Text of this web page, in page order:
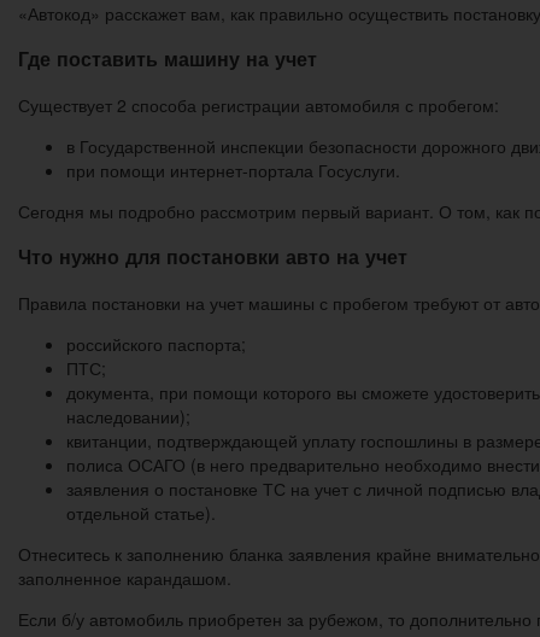
«Автокод» расскажет вам, как правильно осуществить
Где поставить машину на учет
Существует 2 способа регистрации автомобиля с пробегом:
в Государственной инспекции безопасности дорожного
при помощи интернет-портала Госуслуги.
Сегодня мы подробно рассмотрим первый вариант. О том, как
Что нужно для постановки авто на учет
Правила постановки на учет машины с пробегом требуют от
российского паспорта;
ПТС;
документа, при помощи которого вы сможете
наследовании);
квитанции, подтверждающей уплату госпошлины в
полиса ОСАГО (в него предварительно необходимо
заявления о постановке ТС на учет с личной подписью
отдельной статье).
Отнеситесь к заполнению бланка заявления крайне
заполненное карандашом.
Если б/у автомобиль приобретен за рубежом, то дополнительно